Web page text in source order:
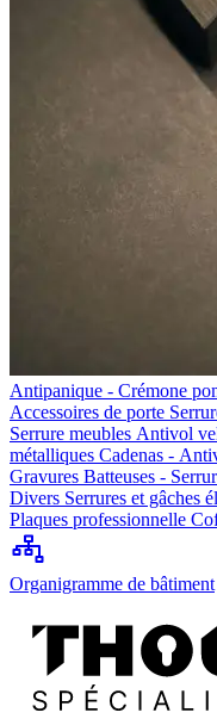
Antipanique - Crémone
Accessoires de porte
Serrure meubles Antivol
métalliques Cadenas -
Gravures Batteuses -
Divers Serrures et gâches
Plaques professionnelle
Organigramme de bâtiment